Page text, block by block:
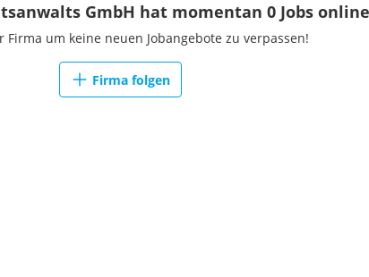
GmbH hat momentan 0 Jobs online
Firma um keine neuen Jobangebote zu verpassen!
Firma folgen